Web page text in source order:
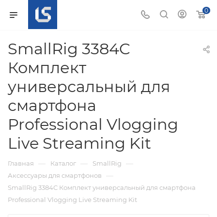
0
SmallRig 3384C
Комплект
универсальный для
смартфона
Professional Vlogging
Live Streaming Kit
Главная — Каталог — SmallRig —
Аксессуары для смартфонов —
SmallRig 3384C Комплект универсальный для смартфона
Professional Vlogging Live Streaming Kit